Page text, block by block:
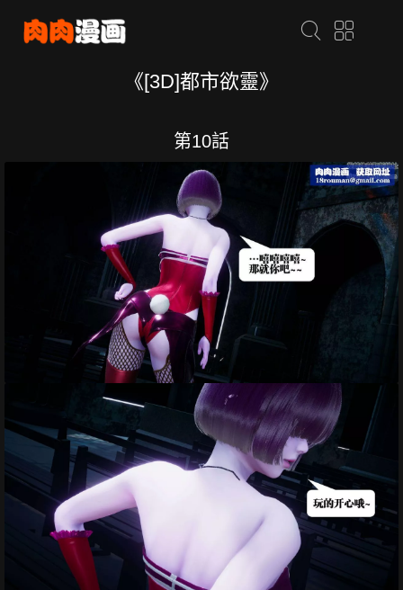
《[3D]都市欲靈》
第10話